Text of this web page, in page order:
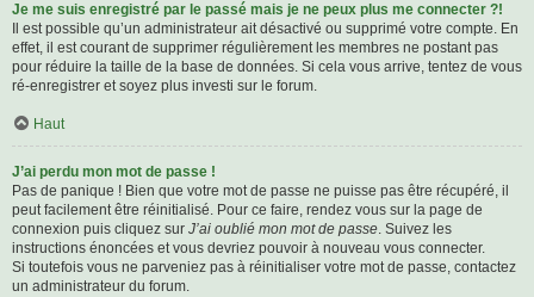
Je me suis enregistré par le passé mais je ne peux plus me connecter ?!
Il est possible qu’un administrateur ait désactivé ou supprimé votre compte. En
effet, il est courant de supprimer régulièrement les membres ne postant pas
pour réduire la taille de la base de données. Si cela vous arrive, tentez de vous
ré-enregistrer et soyez plus investi sur le forum.
Haut
J’ai perdu mon mot de passe !
Pas de panique ! Bien que votre mot de passe ne puisse pas être récupéré, il
peut facilement être réinitialisé. Pour ce faire, rendez vous sur la page de
connexion puis cliquez sur J’ai oublié mon mot de passe. Suivez les
instructions énoncées et vous devriez pouvoir à nouveau vous connecter.
Si toutefois vous ne parveniez pas à réinitialiser votre mot de passe, contactez
un administrateur du forum.